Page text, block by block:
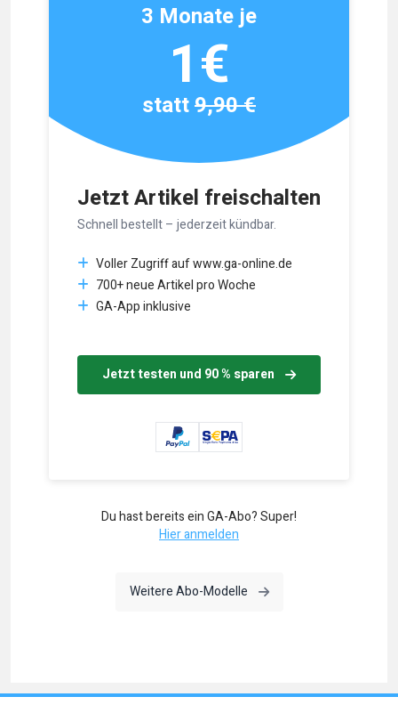
Jetzt Artikel freischalten
Schnell bestellt – jederzeit kündbar.
Voller Zugriff auf www.ga-online.de
700+ neue Artikel pro Woche
GA-App inklusive
Jetzt testen und 90 % sparen
3 Monate je
1€
statt9,90 €
Du hast bereits ein GA-Abo? Super!
Hier anmelden
Weitere Abo-Modelle